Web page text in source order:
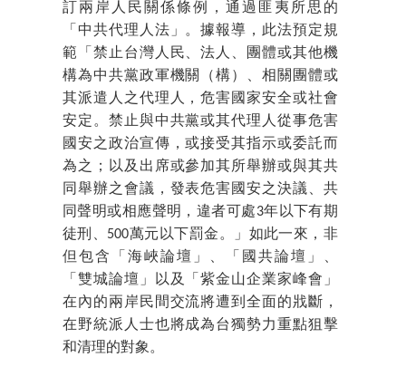
訂兩岸人民關係條例，通過匪夷所思的
「中共代理人法」。據報導，此法預定規
範「禁止台灣人民、法人、團體或其他機
構為中共黨政軍機關（構）、相關團體或
其派遣人之代理人，危害國家安全或社會
安定。禁止與中共黨或其代理人從事危害
國安之政治宣傳，或接受其指示或委託而
為之；以及出席或參加其所舉辦或與其共
同舉辦之會議，發表危害國安之決議、共
同聲明或相應聲明，違者可處3年以下有期
徒刑、500萬元以下罰金。」如此一來，非
但包含「海峽論壇」、「國共論壇」、
「雙城論壇」以及「紫金山企業家峰會」
在內的兩岸民間交流將遭到全面的戕斷，
在野統派人士也將成為台獨勢力重點狙擊
和清理的對象。